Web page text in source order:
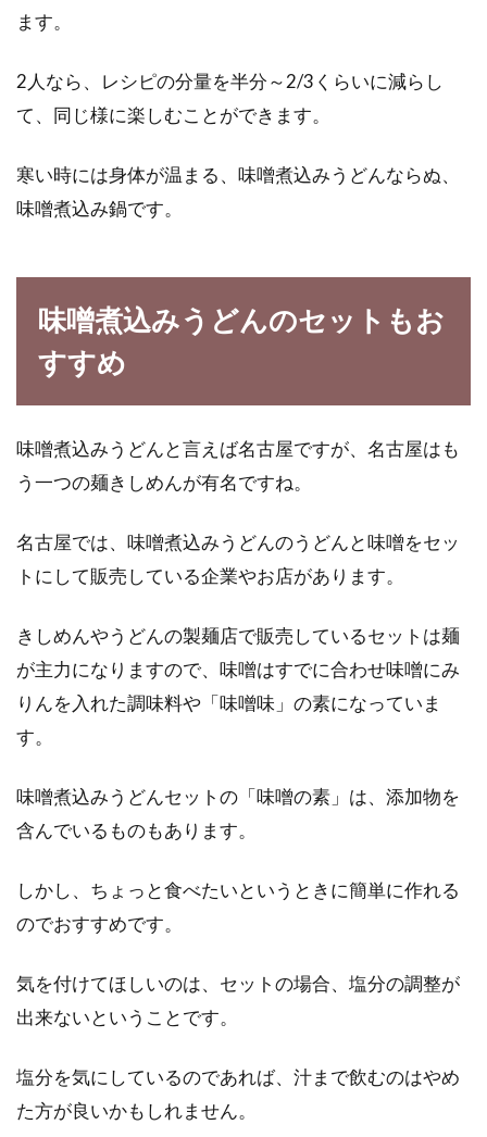
ます。
2人なら、レシピの分量を半分～2/3くらいに減らし
て、同じ様に楽しむことができます。
寒い時には身体が温まる、味噌煮込みうどんならぬ、
味噌煮込み鍋です。
味噌煮込みうどんのセットもお
すすめ
味噌煮込みうどんと言えば名古屋ですが、名古屋はも
う一つの麺きしめんが有名ですね。
名古屋では、味噌煮込みうどんのうどんと味噌をセッ
トにして販売している企業やお店があります。
きしめんやうどんの製麺店で販売しているセットは麺
が主力になりますので、味噌はすでに合わせ味噌にみ
りんを入れた調味料や「味噌味」の素になっていま
す。
味噌煮込みうどんセットの「味噌の素」は、添加物を
含んでいるものもあります。
しかし、ちょっと食べたいというときに簡単に作れる
のでおすすめです。
気を付けてほしいのは、セットの場合、塩分の調整が
出来ないということです。
塩分を気にしているのであれば、汁まで飲むのはやめ
た方が良いかもしれません。